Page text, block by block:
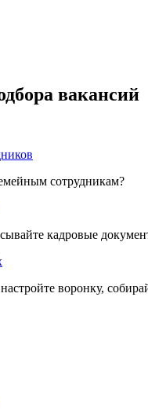
вакансий
сотрудникам?
кадровые
воронку,